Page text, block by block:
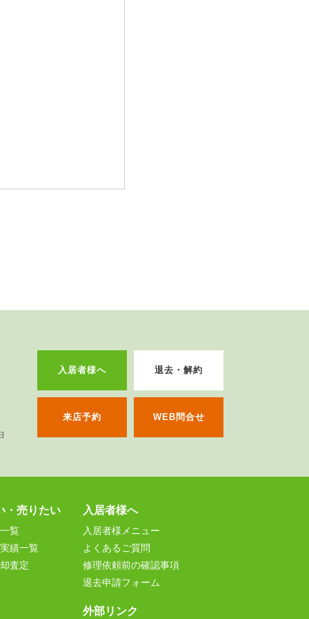
入居者様へ 退去・解約
来店予約 WEB問合せ
・売りたい
覧
績一覧
査定
入居者様へ
入居者様メニュー
よくあるご質問
修理依頼前の確認事項
退去申請フォーム
外部リンク